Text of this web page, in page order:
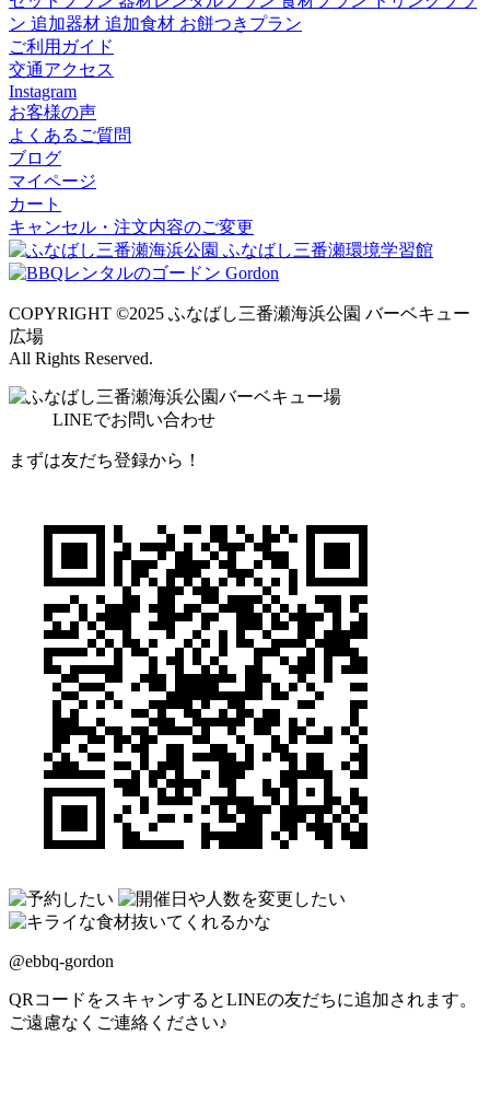
ン 追加器材 追加食材 お餅つきプラン
ご利用ガイド
交通アクセス
Instagram
お客様の声
よくあるご質問
ブログ
マイページ
カート
キャンセル・注文内容のご変更
COPYRIGHT ©2025 ふなばし三番瀬海浜公園 バーベキュー
広場
All Rights Reserved.
LINEでお問い合わせ
まずは友だち登録から！
@ebbq-gordon
QRコードをスキャンするとLINEの友だちに追加されます。
ご遠慮なくご連絡ください♪